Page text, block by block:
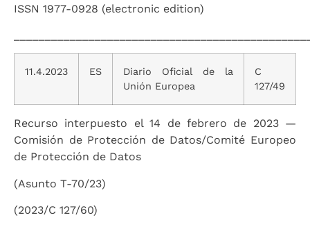
ISSN 1977-0928 (electronic edition)
11.4.2023 ES
Diario Oficial de la
Unión Europea
C
127/49
Recurso interpuesto el 14 de febrero de 2023 —
Comisión de Protección de Datos/Comité Europeo
de Protección de Datos
(Asunto T-70/23)
(2023/C 127/60)